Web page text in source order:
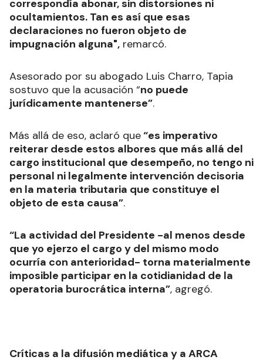
La AFA“en su carácter de contribuyente no
sólo no ha actuado anti-jurídicamente, sino
que exteriorizó en tiempo y forma sus
de las obligaciones que eventualmente
correspondía abonar, sin distorsiones ni
ocultamientos. Tan es así que esas
impugnación alguna", remarcó.
Asesorado por su abogado Luis Charro, Tapia
sostuvo que la acusación “no puede
jurídicamente mantenerse” .
reiterar desde estos albores que más allá del
cargo institucional que desempeño, no tengo ni
personal ni legalmente intervención decisoria
en la materia tributaria que constituye el
objeto de esta causa”.
ocurría con anterioridad- torna materialmente